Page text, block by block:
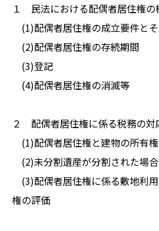
１ 民法における配偶者居住権の
(1)配偶者居住権の成立要件と
(2)配偶者居住権の存続期間
(3)登記
(4)配偶者居住権の消滅等
２ 配偶者居住権に係る税務の対
(1)配偶者居住権と建物の所有
(2)未分割遺産が分割された場
(3)配偶者居住権に係る敷地利
権の評価